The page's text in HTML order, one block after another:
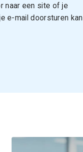
naar een site of je
e-mail doorsturen kan